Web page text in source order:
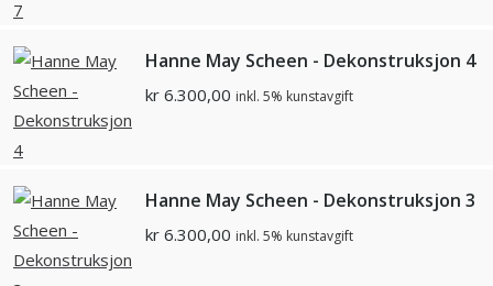
Hanne May Scheen - Dekonstruksjon 4
kr 6.300,00 inkl. 5% kunstavgift
Hanne May Scheen - Dekonstruksjon 3
kr 6.300,00 inkl. 5% kunstavgift